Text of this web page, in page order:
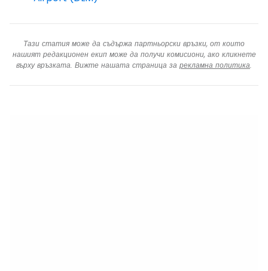
Тази статия може да съдържа партньорски връзки, от които
нашият редакционен екип може да получи комисиони, ако кликнете
върху връзката. Вижте нашата страница за рекламна политика.